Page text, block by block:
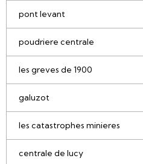
pont levant
poudriere centrale
les greves de 1900
galuzot
les catastrophes minieres
centrale de lucy